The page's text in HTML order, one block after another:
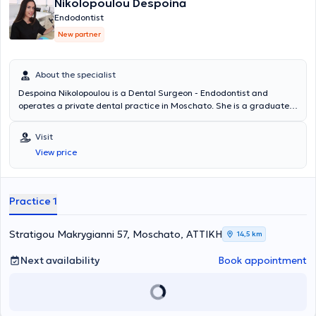
Nikolopoulou Despoina
Endodontist
New partner
About the specialist
Despoina Nikolopoulou is a Dental Surgeon - Endodontist and
operates a private dental practice in Moschato. She is a graduate
Athens and holds a postgraduate degree in Endodontics from the
University of Central Lancashire. She has extensive experience and
training, having worked in major clinics in both Greece and the
United Kingdom.
Visit
View price
Practice 1
Stratigou Makrygianni 57, Moschato, ΑΤΤΙΚΗ 14,5 km
Next availability Book appointment